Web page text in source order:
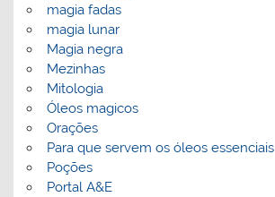
magia fadas
magia lunar
Magia negra
Mezinhas
Mitologia
Óleos magicos
Orações
Para que servem os óleos essenciais
Poções
Portal A&E